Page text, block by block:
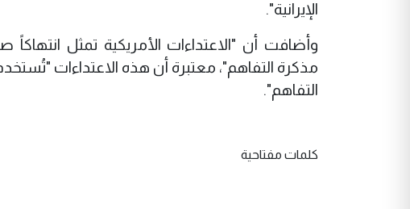
الإيرانية".
وأضافت أن "الاعتداءات الأمريكية تمثل انتهاكاً
مذكرة التفاهم"، معتبرة أن هذه الاعتداءات
التفاهم".
كلمات مفتاحية